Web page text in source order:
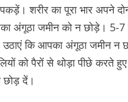
शरीर का पूरा भार अपने
अंगूठा जमीन को न छोड़े। 5-
उठाएं कि आपका अंगूठा जमीन
को पैरों से थोड़ा पीछे करते
दें।